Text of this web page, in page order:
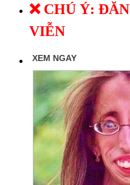
❌ CHÚ Ý:
VIỄN